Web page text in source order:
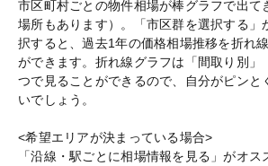
市区町村ごとの物件相場が棒グラフで出て
場所もあります）。「市区群を選択する」
択すると、過去1年の価格相場推移を折れ
ができます。折れ線グラフは「間取り別」
つで見ることができるので、自分がピンと
いでしょう。
<希望エリアが決まっている場合>
「沿線・駅ごとに相場情報を見る」がオス